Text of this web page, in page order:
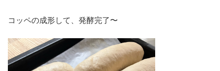
コッペの成形して、発酵完了〜